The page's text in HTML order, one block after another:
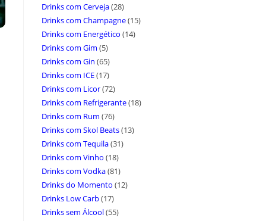
Drinks com Cerveja(28)
Drinks com Champagne(15)
Drinks com Energético (14)
Drinks com Gim (5)
Drinks com Gin (65)
Drinks com ICE(17)
Drinks com Licor(72)
Drinks com Refrigerante(18)
Drinks com Rum (76)
Drinks com Skol Beats(13)
Drinks com Tequila(31)
Drinks com Vinho (18)
Drinks com Vodka(81)
Drinks do Momento (12)
Drinks Low Carb(17)
Drinks sem Álcool(55)